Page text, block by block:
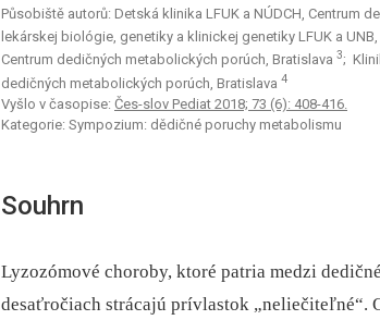
Působiště autorů: Detská klinika LFUK a NÚDCH, Centrum
lekárskej biológie, genetiky a klinickej genetiky LFUK a
Centrum dedičných metabolických porúch, Bratislava 3;
dedičných metabolických porúch, Bratislava 4
Vyšlo v časopise: Čes-slov Pediat 2018; 73 (6): 408-416.
Kategorie: Sympozium: dědičné poruchy metabolismu
Souhrn
Lyzozómové choroby, ktoré patria medzi
desaťročiach strácajú prívlastok „neliečiteľné“.